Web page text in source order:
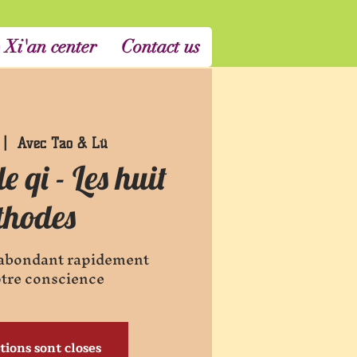
center Contact us
Avec Tao & Lü
qi - Les huit
rapidement
conscience
sont closes